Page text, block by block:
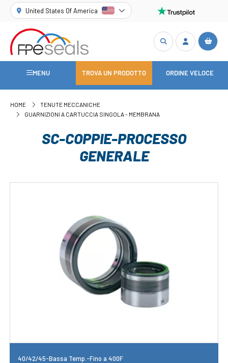
United States Of America
MENU TROVA UN PRODOTTO ORDINE VELOCE
HOME
TENUTE MECCANICHE
GUARNIZIONI A CARTUCCIA SINGOLA - MEMBRANA
SC-COPPIE-PROCESSO
GENERALE
40/42/45-Bassa Temp.-Fino a 400F